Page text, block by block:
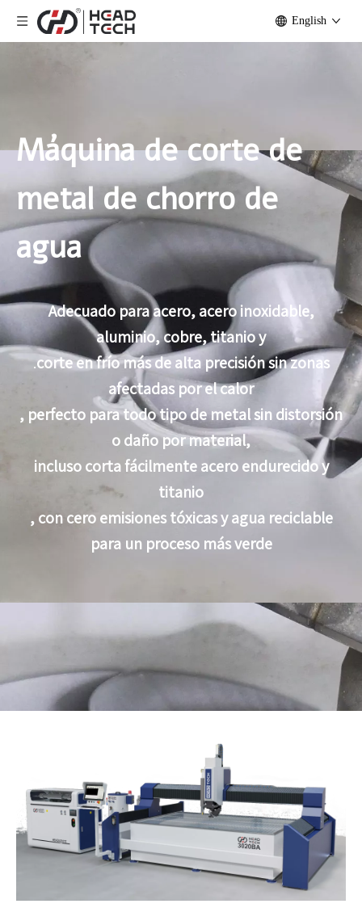
English
Máquina de corte de
metal de chorro de
agua
Adecuado para acero, acero inoxidable,
aluminio, cobre, titanio y
.corte en frío más de alta precisión sin zonas
afectadas por el calor
, perfecto para todo tipo de metal sin distorsión
o daño por material,
incluso corta fácilmente acero endurecido y
titanio
, con cero emisiones tóxicas y agua reciclable
para un proceso más verde